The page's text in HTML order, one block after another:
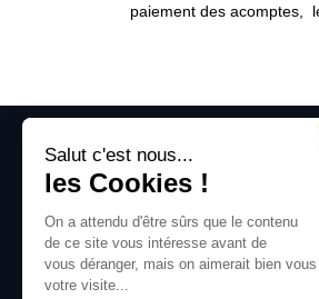
paiement des acomptes,
ACCUEIL
SOLUTION